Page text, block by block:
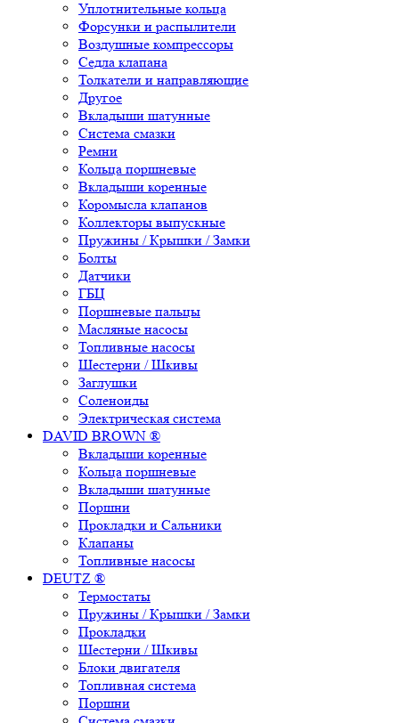
Уплотнительные кольца
Форсунки и распылители
Воздушные компрессоры
Седла клапана
Толкатели и направляющие
Другое
Вкладыши шатунные
Система смазки
Ремни
Кольца поршневые
Вкладыши коренные
Коромысла клапанов
Коллекторы выпускные
Пружины / Крышки / Замки
Болты
Датчики
ГБЦ
Поршневые пальцы
Масляные насосы
Топливные насосы
Шестерни / Шкивы
Заглушки
Соленоиды
Электрическая система
DAVID BROWN ®
Вкладыши коренные
Кольца поршневые
Вкладыши шатунные
Поршни
Прокладки и Сальники
Клапаны
Топливные насосы
DEUTZ ®
Термостаты
Пружины / Крышки / Замки
Прокладки
Шестерни / Шкивы
Блоки двигателя
Топливная система
Поршни